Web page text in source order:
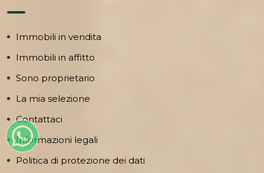
Immobili in vendita
Immobili in affitto
Sono proprietario
La mia selezione
Contattaci
Informazioni legali
Politica di protezione dei dati